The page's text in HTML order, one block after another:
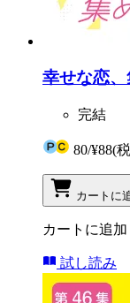
幸せな恋
完結
80/¥88(
カートに
カートに追
試し読み